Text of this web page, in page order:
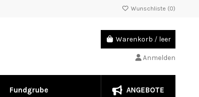
Wunschliste (0)
Warenkorb / leer
Anmelden
Fundgrube ANGEBOTE